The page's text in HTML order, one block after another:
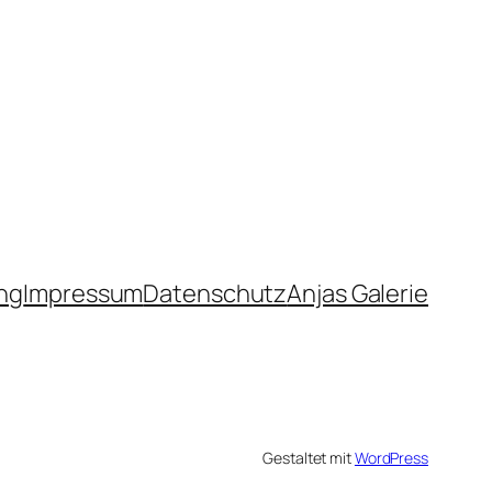
ImpressumDatenschutzAnjas Galerie
Gestaltet mitWordPress